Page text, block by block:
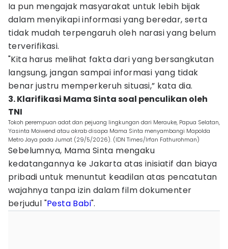
Ia pun mengajak masyarakat untuk lebih bijak
dalam menyikapi informasi yang beredar, serta
tidak mudah terpengaruh oleh narasi yang belum
terverifikasi.
"Kita harus melihat fakta dari yang bersangkutan
langsung, jangan sampai informasi yang tidak
benar justru memperkeruh situasi,” kata dia.
3. Klarifikasi Mama Sinta soal penculikan oleh
TNI
Tokoh perempuan adat dan pejuang lingkungan dari Merauke, Papua Selatan,
Yasinta Moiwend atau akrab disapa Mama Sinta menyambangi Mapolda
Metro Jaya pada Jumat (29/5/2026). (IDN Times/Irfan Fathurohman)
Sebelumnya, Mama Sinta mengaku
kedatangannya ke Jakarta atas inisiatif dan biaya
pribadi untuk menuntut keadilan atas pencatutan
wajahnya tanpa izin dalam film dokumenter
berjudul "Pesta Babi".